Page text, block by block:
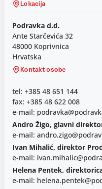
Lokacija
Podravka d.d.
Ante Starčevića 32
48000 Koprivnica
Hrvatska
Kontakt osobe
tel: +385 48 651 144
fax: +385 48 622 008
e-mail:
Andro Žigo, glavni
e-mail:
Ivan Mihalić, direktor
e-mail:
Helena Pentek,
e-mail: